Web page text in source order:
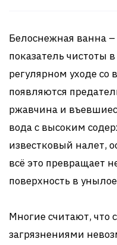
Белоснежная ванна
показатель чистоты
регулярном уходе
появляются
ржавчина и
вода с высоким
известковый налет,
всё это превращает
поверхность в
Многие считают, что
загрязнениями